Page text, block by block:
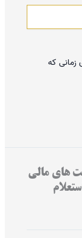
زمانی که
های مالی